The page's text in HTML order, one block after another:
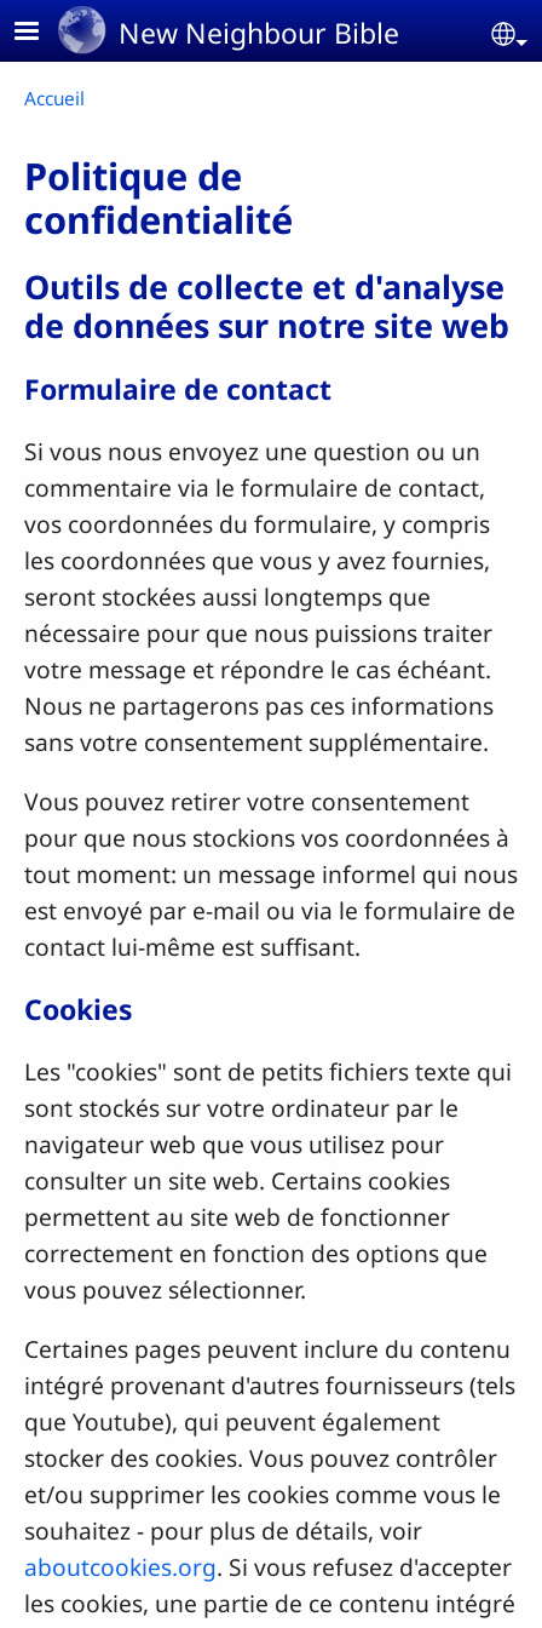
Aller au contenu principal
New Neighbour Bible
Fil d'Ariane
Accueil
Politique de
confidentialité
Outils de collecte et d'analyse
de données sur notre site web
Formulaire de contact
Si vous nous envoyez une question ou un
commentaire via le formulaire de contact,
vos coordonnées du formulaire, y compris
les coordonnées que vous y avez fournies,
seront stockées aussi longtemps que
nécessaire pour que nous puissions traiter
votre message et répondre le cas échéant.
Nous ne partagerons pas ces informations
sans votre consentement supplémentaire.
Vous pouvez retirer votre consentement
pour que nous stockions vos coordonnées à
tout moment: un message informel qui nous
est envoyé par e-mail ou via le formulaire de
contact lui-même est suffisant.
Cookies
Les "cookies" sont de petits fichiers texte qui
sont stockés sur votre ordinateur par le
navigateur web que vous utilisez pour
consulter un site web. Certains cookies
permettent au site web de fonctionner
correctement en fonction des options que
vous pouvez sélectionner.
Certaines pages peuvent inclure du contenu
intégré provenant d'autres fournisseurs (tels
que Youtube), qui peuvent également
stocker des cookies. Vous pouvez contrôler
et/ou supprimer les cookies comme vous le
souhaitez - pour plus de détails, voir
aboutcookies.org. Si vous refusez d'accepter
les cookies, une partie de ce contenu intégré